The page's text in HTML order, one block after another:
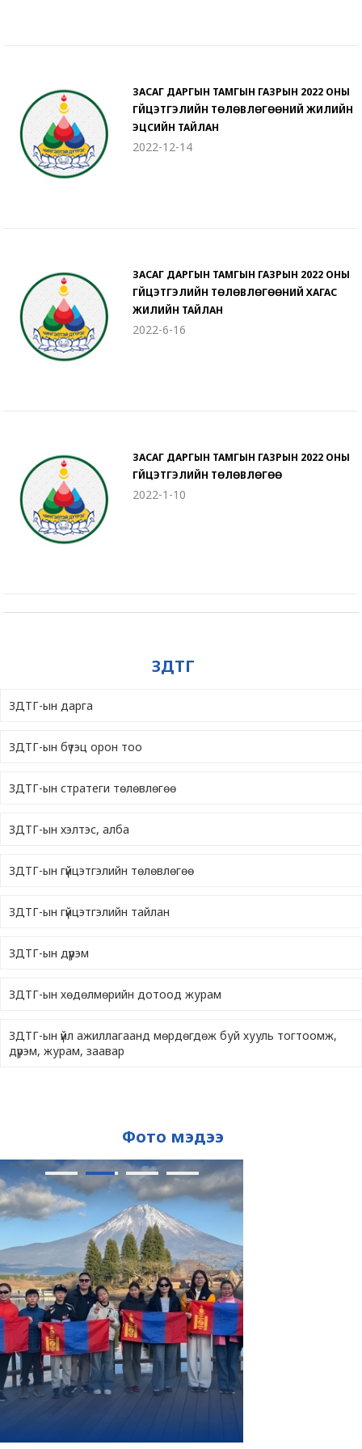
ЗАСАГ ДАРГЫН ТАМГЫН ГАЗРЫН 2022 ОНЫ
ГҮЙЦЭТГЭЛИЙН ТӨЛӨВЛӨГӨӨНИЙ ЖИЛИЙН
ЭЦСИЙН ТАЙЛАН
2022-12-14
ЗАСАГ ДАРГЫН ТАМГЫН ГАЗРЫН 2022 ОНЫ
ГҮЙЦЭТГЭЛИЙН ТӨЛӨВЛӨГӨӨНИЙ ХАГАС
ЖИЛИЙН ТАЙЛАН
2022-6-16
ЗАСАГ ДАРГЫН ТАМГЫН ГАЗРЫН 2022 ОНЫ
ГҮЙЦЭТГЭЛИЙН ТӨЛӨВЛӨГӨӨ
2022-1-10
ЗДТГ
ЗДТГ-ын дарга
ЗДТГ-ын бүтэц орон тоо
ЗДТГ-ын стратеги төлөвлөгөө
ЗДТГ-ын хэлтэс, алба
ЗДТГ-ын гүйцэтгэлийн төлөвлөгөө
ЗДТГ-ын гүйцэтгэлийн тайлан
ЗДТГ-ын дүрэм
ЗДТГ-ын хөдөлмөрийн дотоод журам
ЗДТГ-ын үйл ажиллагаанд мөрдөгдөж буй хууль тогтоомж,
дүрэм, журам, заавар
Фото мэдээ